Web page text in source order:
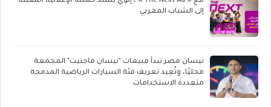
إلى الشباب المغربي
نيسان مصر تبدأ مبيعات "نيسان ماجنيت" المجمعة
محليًا، وتُعِيد تعريف فئة السيارات الرياضية المدمجة
متعددة الاستخدامات